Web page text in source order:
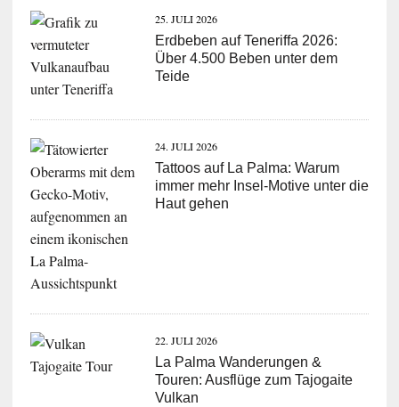
25. JULI 2026
Erdbeben auf Teneriffa 2026:
Über 4.500 Beben unter dem
Teide
24. JULI 2026
Tattoos auf La Palma: Warum
immer mehr Insel-Motive unter die
Haut gehen
22. JULI 2026
La Palma Wanderungen &
Touren: Ausflüge zum Tajogaite
Vulkan